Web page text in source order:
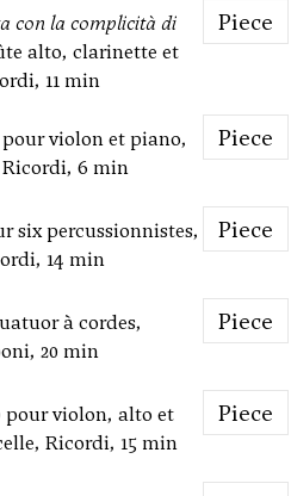
con la complicità di
alto, clarinette et
11 min
Piece
pour violon et piano,
Ricordi, 6 min
Piece
six percussionnistes,
14 min
Piece
à cordes,
20 min
Piece
pour violon, alto et
Ricordi, 15 min
Piece